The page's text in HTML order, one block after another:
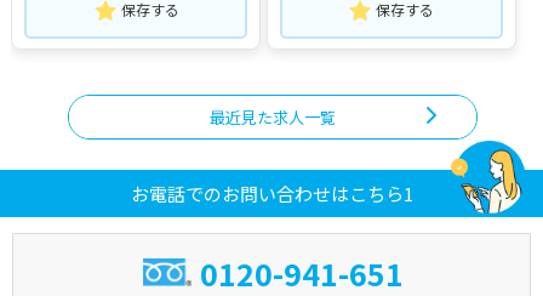
保存する 保存する
最近見た求人一覧
お電話でのお問い合わせはこちら1
0120-941-651